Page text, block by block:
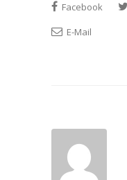
Facebook
E-Mail